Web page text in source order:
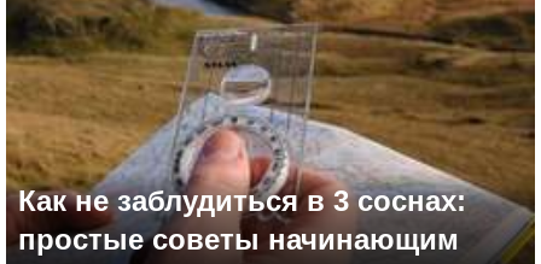
Как не заблудиться в 3 соснах:
простые советы начинающим